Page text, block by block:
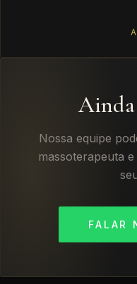
Ainda
Nossa equipe
massoterapeuta
FALAR